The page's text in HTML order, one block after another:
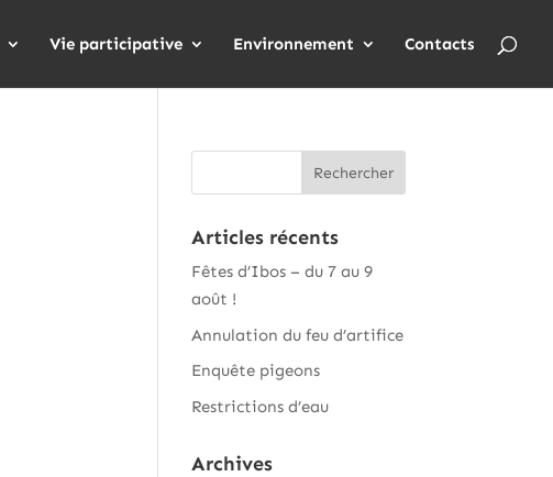
Vie participative Environnement Contacts
Articles récents
Fêtes d’Ibos – du 7 au 9
août !
Annulation du feu d’artifice
Enquête pigeons
Restrictions d’eau
Archives